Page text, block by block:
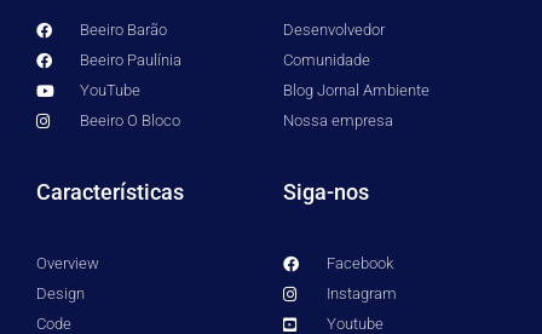
Beeiro Barão
Beeiro Paulínia
YouTube
Beeiro O Bloco
Desenvolvedor
Comunidade
Blog Jornal Ambiente
Nossa empresa
Características
Overview
Design
Code
Siga-nos
Facebook
Instagram
Youtube